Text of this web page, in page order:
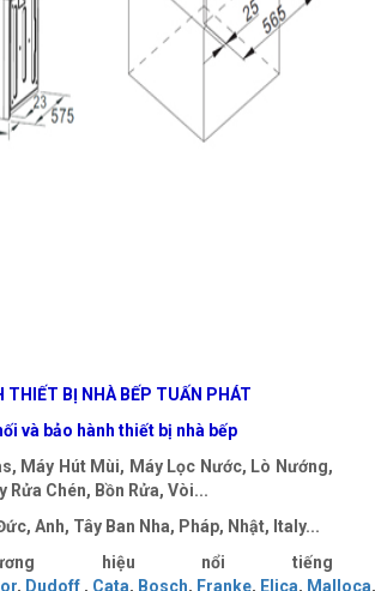
THIẾT BỊ NHÀ BẾP TUẤN PHÁT
và bảo hành thiết bị nhà bếp
Máy Hút Mùi, Máy Lọc Nước, Lò Nướng,
Rửa Chén, Bồn Rửa, Vòi...
Anh, Tây Ban Nha, Pháp, Nhật, Italy...
hiệu nổi tiếng
, Dudoff , Cata, Bosch, Franke, Elica, Malloca,